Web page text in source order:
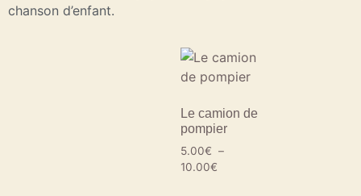
chanson d’enfant.
Le camion de
pompier
5.00€ –
10.00€